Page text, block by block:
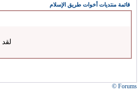
قائمة منتديات أخوات طريق الإسلام
Forums ©